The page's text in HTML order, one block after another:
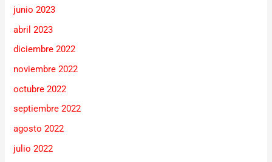
junio 2023
abril 2023
diciembre 2022
noviembre 2022
octubre 2022
septiembre 2022
agosto 2022
julio 2022